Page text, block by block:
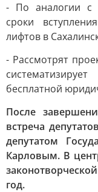
- По аналогии с
сроки
лифтов в
- Рассмотрят
бесплатной
После
встреча
депутатом
Карловым. В
год.